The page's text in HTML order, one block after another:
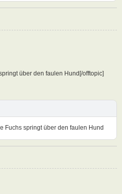
über den faulen Hund[/offtopic]
Fuchs springt über den faulen Hund